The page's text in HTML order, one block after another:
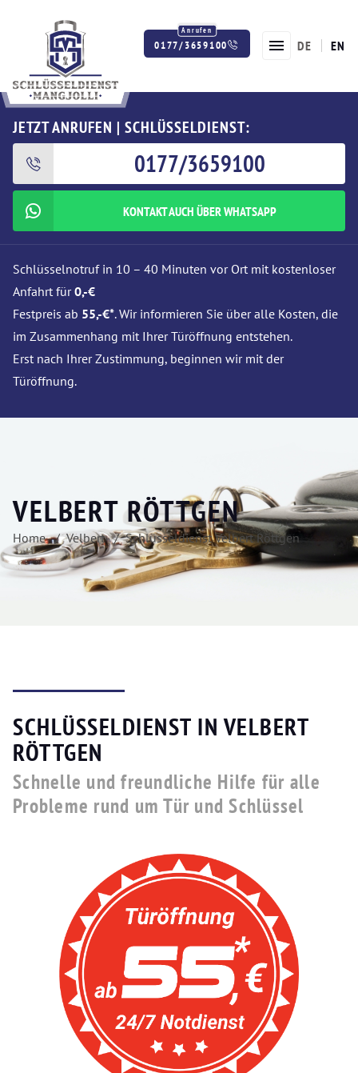
0177/3659100 DE EN
JETZT ANRUFEN | SCHLÜSSELDIENST:
0177/3659100
KONTAKT AUCH ÜBER WHATSAPP
Schlüsselnotruf in 10 – 40 Minuten vor Ort mit kostenloser
Anfahrt für0,-€
Festpreis ab 55,-€*. Wir informieren Sie über alle Kosten, die
im Zusammenhang mit Ihrer Türöffnung entstehen.
Erst nach Ihrer Zustimmung, beginnen wir mit der
Türöffnung.
VELBERT RÖTTGEN
Home Velbert Schlüsseldienst Velbert Röttgen
SCHLÜSSELDIENST IN VELBERT
RÖTTGEN
Schnelle und freundliche Hilfe für alle
Probleme rund um Tür und Schlüssel